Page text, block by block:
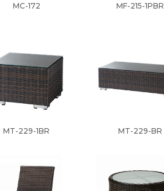
MC-172 MF-215-1PBR
MT-229-1BR MT-229-BR